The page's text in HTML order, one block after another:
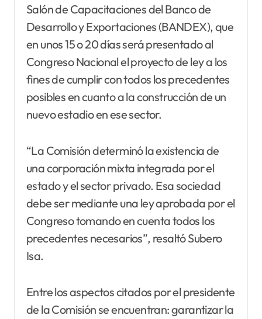
Salón de Capacitaciones del Banco de
Desarrollo y Exportaciones (BANDEX), que
en unos 15 o 20 días será presentado al
Congreso Nacional el proyecto de ley a los
fines de cumplir con todos los precedentes
posibles en cuanto a la construcción de un
nuevo estadio en ese sector.
“La Comisión determinó la existencia de
una corporación mixta integrada por el
estado y el sector privado. Esa sociedad
debe ser mediante una ley aprobada por el
Congreso tomando en cuenta todos los
precedentes necesarios”, resaltó Subero
Isa.
Entre los aspectos citados por el presidente
de la Comisión se encuentran: garantizar la